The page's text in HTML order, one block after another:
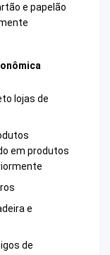
e papelão
lojas de
em produtos
e
de